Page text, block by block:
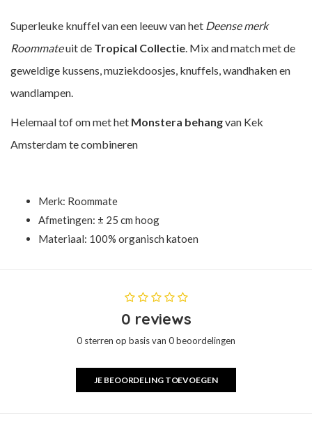
Superleuke knuffel van een leeuw van het Deense merk
Roommateuit de Tropical Collectie. Mix and match met de
geweldige kussens, muziekdoosjes, knuffels, wandhaken en
wandlampen.
Helemaal tof om met het Monstera behangvan Kek
Amsterdam te combineren
Merk: Roommate
Afmetingen: ± 25 cm hoog
Materiaal: 100% organisch katoen
0 reviews
0 sterren op basis van 0 beoordelingen
JE BEOORDELING TOEVOEGEN